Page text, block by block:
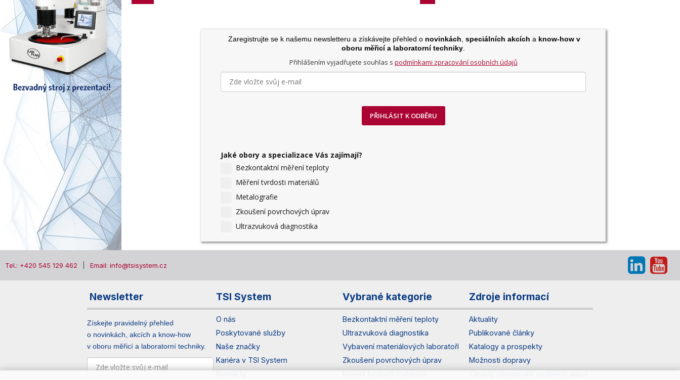
Zaregistrujte se k našemu newsletteru a získávejte přehled o novinkách speciálních akcích a know-how v
oboru měřicí a laboratorní techniky
Přihlášením vyjadřujete souhlas s podmínkami zpracování osobních údajů
PŘIHLÁSIT K ODBĚRU
Jaké obory a specializace Vás zajímají?
Bezkontaktní měření teploty
Měření tvrdosti materiálů
Metalografie
Zkoušení povrchových úprav
Ultrazvuková diagnostika
Tel.: +420 545 129 462 Email: info@tsisystem.cz
Newsletter
Získejte pravidelný přehled
o novinkách, akcích a know-how
v oboru měřicí a laboratorní techniky.
TSI System
O nás
Poskytované služby
Naše značky
Kariéra v TSI System
Vybrané kategorie
Bezkontaktní měření teploty
Ultrazvuková diagnostika
Vybavení materiálových laboratoří
Zkoušení povrchových úprav
Zdroje informací
Aktuality
Publikované články
Katalogy a prospekty
Možnosti dopravy